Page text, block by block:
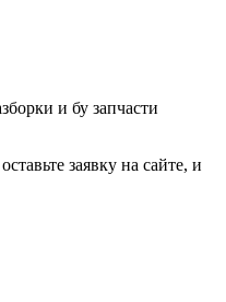
и бу запчасти
заявку на сайте, и